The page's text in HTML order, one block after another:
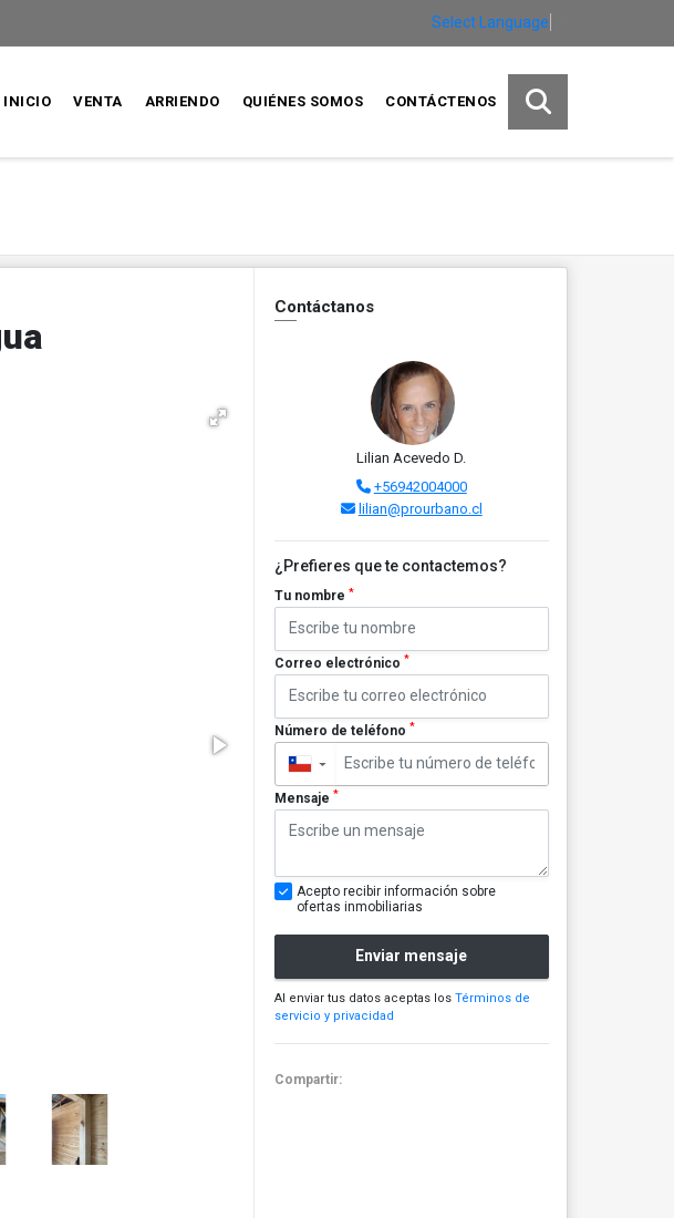
Select Language
INICIO VENTA ARRIENDO QUIÉNES SOMOS CONTÁCTENOS
Contáctanos
Lilian Acevedo D.
+56942004000
lilian@prourbano.cl
¿Prefieres que te contactemos?
Tu nombre *
Correo electrónico *
Número de teléfono *
▼
Mensaje *
Acepto recibir información sobre
ofertas inmobiliarias
Enviar mensaje
Al enviar tus datos aceptas los Términos de
servicio y privacidad
Compartir: